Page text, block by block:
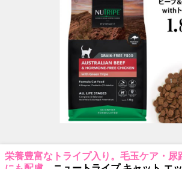
栄養豊富なトライプ入り。毛玉ケア・尿